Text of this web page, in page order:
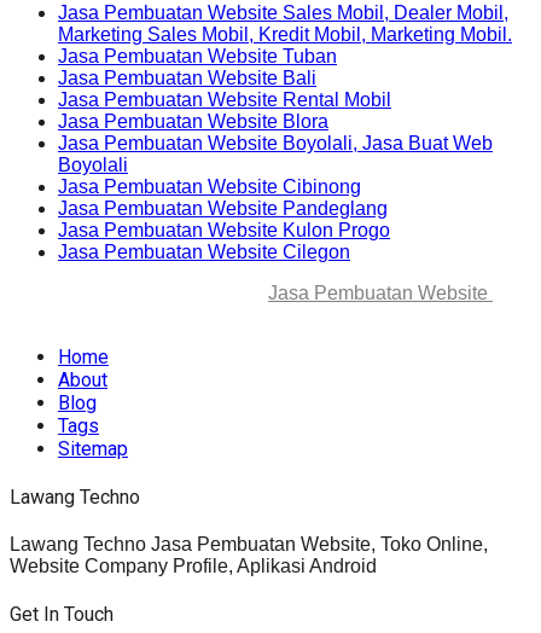
Jasa Pembuatan Website Sales Mobil, Dealer Mobil,
Marketing Sales Mobil, Kredit Mobil, Marketing Mobil.
Jasa Pembuatan Website Tuban
Jasa Pembuatan Website Bali
Jasa Pembuatan Website Rental Mobil
Jasa Pembuatan Website Blora
Jasa Pembuatan Website Boyolali, Jasa Buat Web
Boyolali
Jasa Pembuatan Website Cibinong
Jasa Pembuatan Website Pandeglang
Jasa Pembuatan Website Kulon Progo
Jasa Pembuatan Website Cilegon
Jasa Pembuatan Website
Home
About
Blog
Tags
Sitemap
Lawang Techno
Lawang Techno Jasa Pembuatan Website, Toko Online,
Website Company Profile, Aplikasi Android
Get In Touch